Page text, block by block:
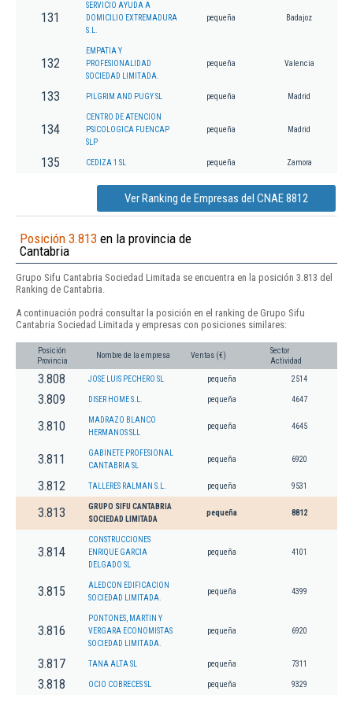
131
SERVICIO AYUDA A
DOMICILIO EXTREMADURA
S.L.
pequeña Badajoz
132
EMPATIA Y
PROFESIONALIDAD
SOCIEDAD LIMITADA.
pequeña Valencia
133 PILGRIM AND PUGY SL pequeña Madrid
134
CENTRO DE ATENCION
PSICOLOGICA FUENCAP
SLP
pequeña Madrid
135 CEDIZA 1 SL pequeña Zamora
Ver Ranking de Empresas del CNAE 8812
Posición 3.813 en la provincia de
Cantabria
Grupo Sifu Cantabria Sociedad Limitada se encuentra en la posición 3.813 del
Ranking de Cantabria.
A continuación podrá consultar la posición en el ranking de Grupo Sifu
Cantabria Sociedad Limitada y empresas con posiciones similares:
Posición
Provincia
Nombre de la empresa Ventas (€)
Sector
Actividad
3.808 JOSE LUIS PECHERO SL pequeña 2514
3.809 DISER HOME S.L. pequeña 4647
3.810
MADRAZO BLANCO
HERMANOS SLL
pequeña 4645
3.811
GABINETE PROFESIONAL
CANTABRIA SL
pequeña 6920
3.812 TALLERES RALMAN S.L. pequeña 9531
3.813
GRUPO SIFU CANTABRIA
SOCIEDAD LIMITADA
pequeña 8812
3.814
CONSTRUCCIONES
ENRIQUE GARCIA
DELGADO SL
pequeña 4101
3.815
ALEDCON EDIFICACION
SOCIEDAD LIMITADA.
pequeña 4399
3.816
PONTONES, MARTIN Y
VERGARA ECONOMISTAS
SOCIEDAD LIMITADA.
pequeña 6920
3.817 TANA ALTA SL pequeña 7311
3.818 OCIO COBRECES SL pequeña 9329